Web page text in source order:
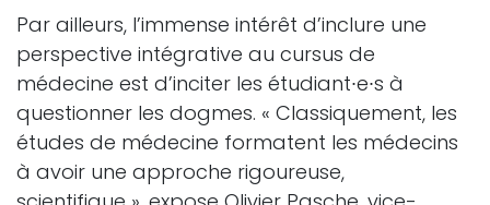
Par ailleurs, l’immense intérêt d’inclure une
perspective intégrative au cursus de
médecine est d’inciter les étudiant∙e∙s à
questionner les dogmes. « Classiquement, les
études de médecine formatent les médecins
à avoir une approche rigoureuse,